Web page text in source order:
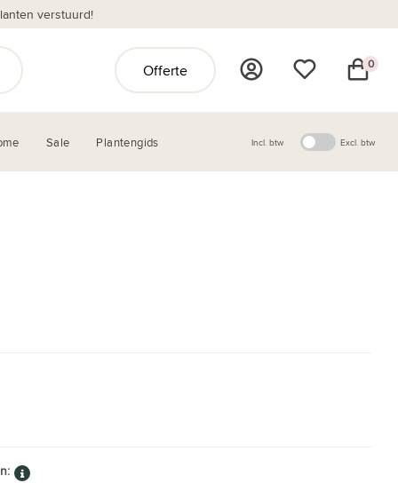
verstuurd!
Offerte 0
Sale Plantengids Incl. btw Excl. btw